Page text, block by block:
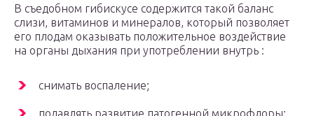
В съедобном гибискусе содержится такой баланс
слизи, витаминов и минералов, который позволяет
его плодам оказывать положительное воздействие
на органы дыхания при употреблении внутрь :
снимать воспаление;
подавлять развитие патогенной микрофлоры;